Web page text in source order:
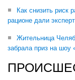
Как снизить риск
рационе дали
Жительница
забрала приз на шоу